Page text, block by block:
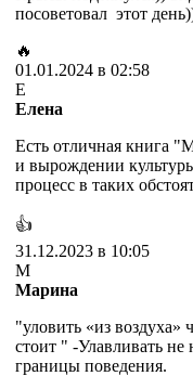
посоветовал этот
🔥
01.01.2024 в 02:58
Е
Елена
Есть отличная книга
и вырождении
процесс в таких
👍
31.12.2023 в 10:05
М
Марина
"уловить «из воздуха»
стоит " -Улавливать не
границы поведения.